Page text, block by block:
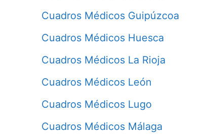
Cuadros Médicos Guipúzcoa
Cuadros Médicos Huesca
Cuadros Médicos La Rioja
Cuadros Médicos León
Cuadros Médicos Lugo
Cuadros Médicos Málaga